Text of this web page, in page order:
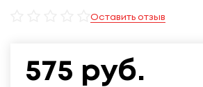
Оставить отзыв
575 руб.